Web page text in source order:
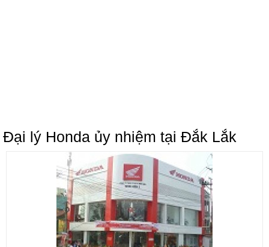
Đại lý Honda ủy nhiệm tại Đắk Lắk